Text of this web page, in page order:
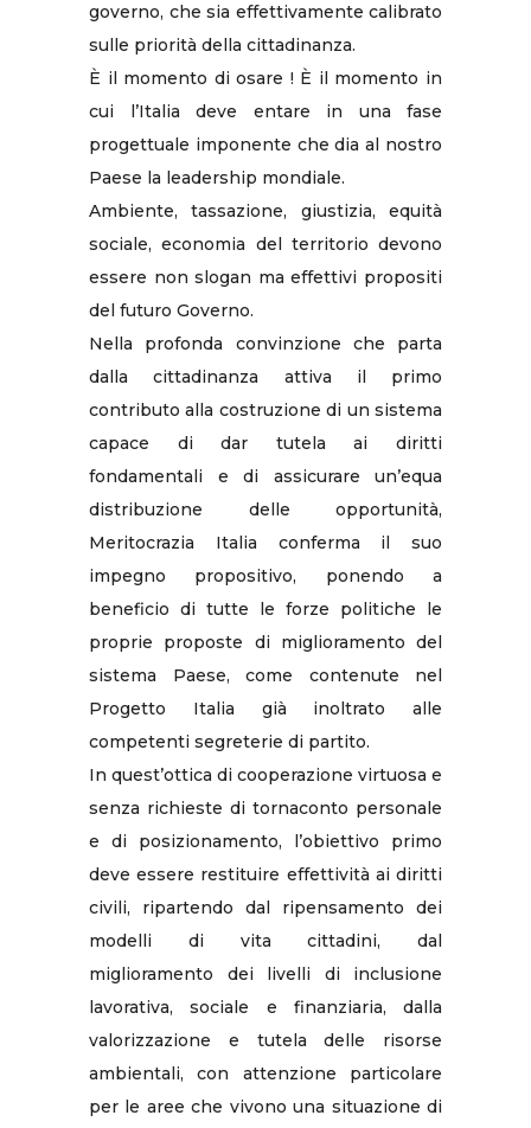
governo, che sia effettivamente calibrato
sulle priorità della cittadinanza.
È il momento di osare ! È il momento in
cui l’Italia deve entare in una fase
progettuale imponente che dia al nostro
Paese la leadership mondiale.
Ambiente, tassazione, giustizia, equità
sociale, economia del territorio devono
essere non slogan ma effettivi propositi
del futuro Governo.
Nella profonda convinzione che parta
dalla cittadinanza attiva il primo
contributo alla costruzione di un sistema
capace di dar tutela ai diritti
fondamentali e di assicurare un’equa
distribuzione delle opportunità,
Meritocrazia Italia conferma il suo
impegno propositivo, ponendo a
beneficio di tutte le forze politiche le
proprie proposte di miglioramento del
sistema Paese, come contenute nel
Progetto Italia già inoltrato alle
competenti segreterie di partito.
In quest’ottica di cooperazione virtuosa e
senza richieste di tornaconto personale
e di posizionamento, l’obiettivo primo
deve essere restituire effettività ai diritti
civili, ripartendo dal ripensamento dei
modelli di vita cittadini, dal
miglioramento dei livelli di inclusione
lavorativa, sociale e finanziaria, dalla
valorizzazione e tutela delle risorse
ambientali, con attenzione particolare
per le aree che vivono una situazione di